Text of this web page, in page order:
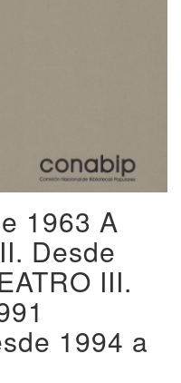
1963 A
Desde
III.
1994 a